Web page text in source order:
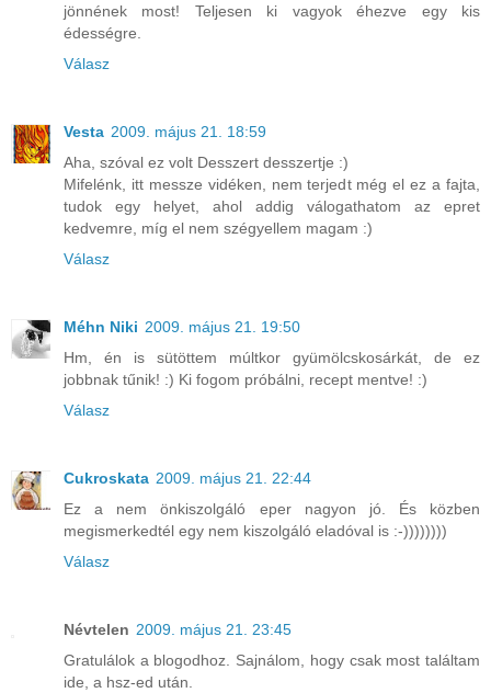
jönnének most! Teljesen ki vagyok éhezve egy kis
édességre.
Válasz
Vesta 2009. május 21. 18:59
Aha, szóval ez volt Desszert desszertje :)
Mifelénk, itt messze vidéken, nem terjedt még el ez a fajta,
tudok egy helyet, ahol addig válogathatom az epret
kedvemre, míg el nem szégyellem magam :)
Válasz
Méhn Niki 2009. május 21. 19:50
Hm, én is sütöttem múltkor gyümölcskosárkát, de ez
jobbnak tűnik! :) Ki fogom próbálni, recept mentve! :)
Válasz
Cukroskata 2009. május 21. 22:44
Ez a nem önkiszolgáló eper nagyon jó. És közben
megismerkedtél egy nem kiszolgáló eladóval is :-))))))))
Válasz
Névtelen 2009. május 21. 23:45
Gratulálok a blogodhoz. Sajnálom, hogy csak most találtam
ide, a hsz-ed után.